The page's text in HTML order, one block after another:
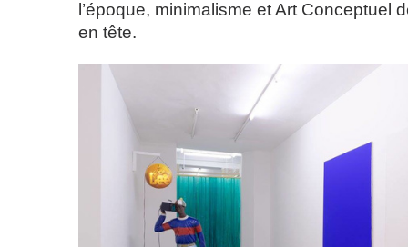
l’époque, minimalisme et Art Conceptuel
en tête.